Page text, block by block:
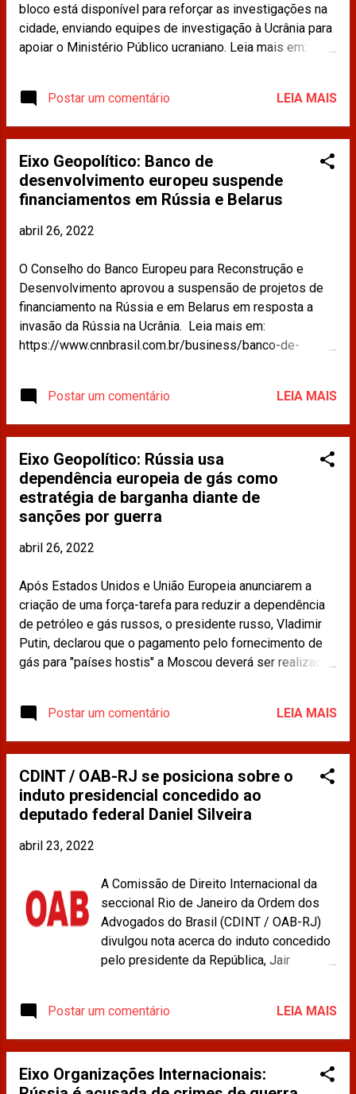
bloco está disponível para reforçar as investigações na
cidade, enviando equipes de investigação à Ucrânia para
apoiar o Ministério Público ucraniano. Leia mais em:
russos/ Os materiais publicados na imprensa e
compartilhados neste site não refletem a opinião da
CDINT / OAB-RJ.
Postar um comentário LEIA MAIS
Eixo Geopolítico: Banco de
desenvolvimento europeu suspende
financiamentos em Rússia e Belarus
abril 26, 2022
O Conselho do Banco Europeu para Reconstrução e
Desenvolvimento aprovou a suspensão de projetos de
financiamento na Rússia e em Belarus em resposta a
invasão da Rússia na Ucrânia. Leia mais em:
https://www.cnnbrasil.com.br/business/banco-de-
imprensa e compartilhados neste site não refletem a
opinião da CDINT / OAB-RJ.
Postar um comentário LEIA MAIS
Eixo Geopolítico: Rússia usa
dependência europeia de gás como
estratégia de barganha diante de
sanções por guerra
abril 26, 2022
Após Estados Unidos e União Europeia anunciarem a
criação de uma força-tarefa para reduzir a dependência
de petróleo e gás russos, o presidente russo, Vladimir
Putin, declarou que o pagamento pelo fornecimento de
gás para "países hostis" a Moscou deverá ser realizado
restrições ocidentais. Leia mais em:
https://www.brasildefato.com.br/2022/03/31/russia-
usa-dependencia-europeia-de-gas-como-estrategia-de-
barganha-diante-de-sancoes-por-guerra Os materiais
publicados na imprensa e compartilhados neste site não
refletem a opinião da CDINT / OAB-RJ.
Postar um comentário LEIA MAIS
CDINT / OAB-RJ se posiciona sobre o
induto presidencial concedido ao
deputado federal Daniel Silveira
abril 23, 2022
A Comissão de Direito Internacional da
seccional Rio de Janeiro da Ordem dos
Advogados do Brasil (CDINT / OAB-RJ)
divulgou nota acerca do induto concedido
pelo presidente da República, Jair
uma decisão judicial do Supremo Tribunal
Federal (STF), cujo julgamento ocorreu no
último dia 20 de abril. Segue a nota na
íntegra: INDEPENDÊNCIA DOS PODERES
Postar um comentário LEIA MAIS
Eixo Organizações Internacionais: